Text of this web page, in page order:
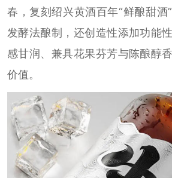
春，复刻绍兴黄酒百年“鲜酿甜酒
发酵法酿制，还创造性添加功能
感甘润、兼具花果芬芳与陈酿醇
价值。